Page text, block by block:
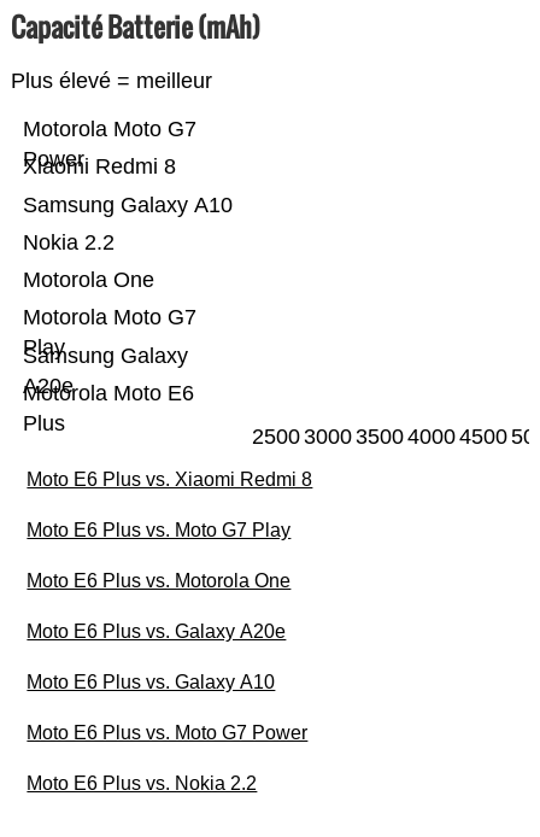
Capacité Batterie (mAh)
Plus élevé = meilleur
Motorola Moto E6
Plus
Samsung Galaxy
A20e
Motorola Moto G7
Play
Motorola One
Nokia 2.2
Samsung Galaxy A10
Xiaomi Redmi 8
Motorola Moto G7
Power
25003000350040004500
Moto E6 Plus vs. Xiaomi Redmi 8
Moto E6 Plus vs. Moto G7 Play
Moto E6 Plus vs. Motorola One
Moto E6 Plus vs. Galaxy A20e
Moto E6 Plus vs. Galaxy A10
Moto E6 Plus vs. Moto G7 Power
Moto E6 Plus vs. Nokia 2.2